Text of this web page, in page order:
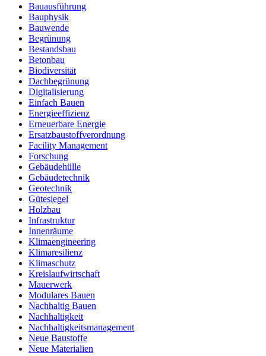
Bauausführung
Bauphysik
Bauwende
Begrünung
Bestandsbau
Betonbau
Biodiversität
Dachbegrünung
Digitalisierung
Einfach Bauen
Energieeffizienz
Erneuerbare Energie
Ersatzbaustoffverordnung
Facility Management
Forschung
Gebäudehülle
Gebäudetechnik
Geotechnik
Gütesiegel
Holzbau
Infrastruktur
Innenräume
Klimaengineering
Klimaresilienz
Klimaschutz
Kreislaufwirtschaft
Mauerwerk
Modulares Bauen
Nachhaltig Bauen
Nachhaltigkeit
Nachhaltigkeitsmanagement
Neue Baustoffe
Neue Materialien